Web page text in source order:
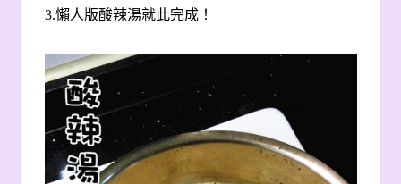
3.懶人版酸辣湯就此完成！